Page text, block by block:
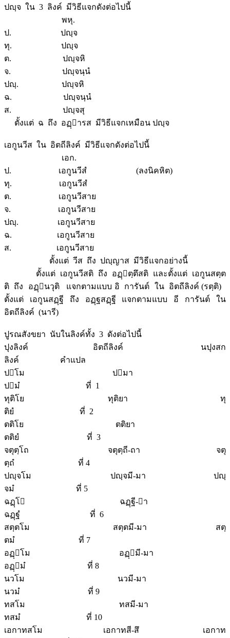
ปญฺจ ใน 3 ลิงค์ มีวิธีแจกดังต่อไปนี้
พหุ.
ป. ปญฺจ
ทุ. ปญฺจ
ต. ปญฺจหิ
จ. ปญฺจนฺนํ
ปญฺ. ปญฺจหิ
ฉ. ปญฺจนฺนํ
ส. ปญฺจสุ
ตั้งแต่ ฉ ถึง อฏฺารส มีวิธีแจกเหมือน ปญฺจ
เอกูนวีส ใน อิตถีลิงค์ มีวิธีแจกดังต่อไปนี้
เอก.
ป. เอกูนวีสํ (ลงนิคหิต)
ทุ. เอกูนวีสํ
ต. เอกูนวีสาย
จ. เอกูนวีสาย
ปญฺ. เอกูนวีสาย
ฉ. เอกูนวีสาย
ส. เอกูนวีสาย
ตั้งแต่ วีส ถึง ปญฺญาส มีวิธีแจกอย่างนี้
ตั้งแต่ เอกูนวีสติ ถึง อฏฺตฺตึสติ และตั้งแต่ เอกูนสตฺต
ติ ถึง อฏฺนวุติ แจกตามแบบ อิ การันต์ ใน อิตถีลิงค์ (รตฺติ)
ตั้งแต่ เอกูนสฏฺฐี ถึง อฏฺฐสฏฺฐี แจกตามแบบ อี การันต์ ใน
อิตถีลิงค์ (นารี)
ปูรณสังขยา นับในลิงค์ทั้ง 3 ดังต่อไปนี้
ปุงลิงค์ อิตถีลิงค์ นปุงสก
ลิงค์ คำแปล
ปโม ปมา
ปมํ ที่ 1
ทุติโย ทุติยา ทุ
ติยํ ที่ 2
ตติโย ตติยา
ตติยํ ที่ 3
จตุตฺโถ จตุตฺถี-ถา จตุ
ตฺถํ ที่ 4
ปญฺจโม ปญฺจมี-มา ปญฺ
จมํ ที่ 5
ฉฏฺโ ฉฏฺฐี-า
ฉฏฺฐํ ที่ 6
สตฺตโม สตฺตมี-มา สตฺ
ตมํ ที่ 7
อฏฺโม อฏฺมี-มา
อฏฺมํ ที่ 8
นวโม นวมี-มา
นวมํ ที่ 9
ทสโม ทสมี-มา
ทสมํ ที่ 10
เอกาทสโม เอกาทสี-สึ เอกาท